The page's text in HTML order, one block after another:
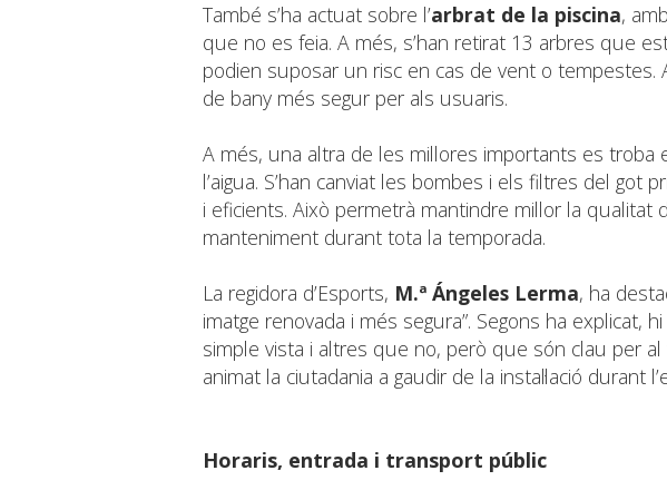
També s’ha actuat sobre l’arbrat de la piscina,
que no es feia. A més, s’han retirat 13 arbres que
podien suposar un risc en cas de vent o tempestes.
de bany més segur per als usuaris.
A més, una altra de les millores importants es troba
l’aigua. S’han canviat les bombes i els filtres del got
i eficients. Això permetrà mantindre millor la qualitat
manteniment durant tota la temporada.
La regidora d’Esports, M.ª Ángeles Lerma, ha
imatge renovada i més segura”. Segons ha explicat,
simple vista i altres que no, però que són clau per al
animat la ciutadania a gaudir de la instal·lació durant
Horaris, entrada i transport públic